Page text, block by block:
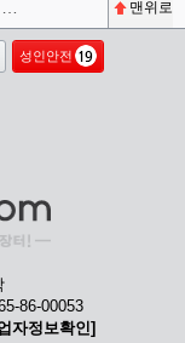
맨위로
성인안전
86-00053
자정보확인]